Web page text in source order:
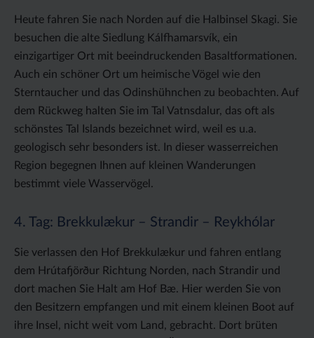
Heute fahren Sie nach Norden auf die Halbinsel Skagi. Sie
besuchen die alte Siedlung Kálfhamarsvík, ein
einzigartiger Ort mit beeindruckenden Basaltformationen.
Auch ein schöner Ort um heimische Vögel wie den
Sterntaucher und das Odinshühnchen zu beobachten. Auf
dem Rückweg halten Sie im Tal Vatnsdalur, das oft als
schönstes Tal Islands bezeichnet wird, weil es u.a.
geologisch sehr besonders ist. In dieser wasserreichen
Region begegnen Ihnen auf kleinen Wanderungen
bestimmt viele Wasservögel.
4. Tag: Brekkulækur – Strandir – Reykhólar
Sie verlassen den Hof Brekkulækur und fahren entlang
dem Hrútafjörður Richtung Norden, nach Strandir und
dort machen Sie Halt am Hof Bæ. Hier werden Sie von
den Besitzern empfangen und mit einem kleinen Boot auf
ihre Insel, nicht weit vom Land, gebracht. Dort brüten